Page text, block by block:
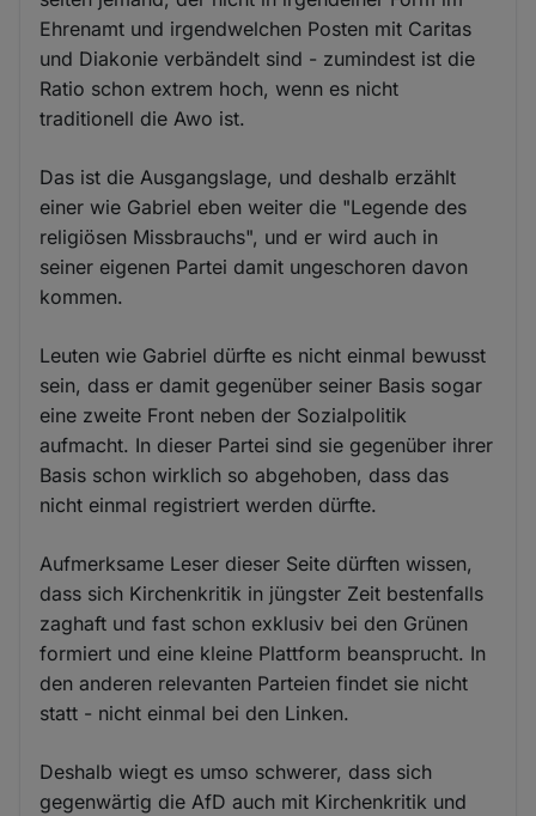
Ehrenamt und irgendwelchen Posten mit Caritas
und Diakonie verbändelt sind - zumindest ist die
Ratio schon extrem hoch, wenn es nicht
traditionell die Awo ist.
Das ist die Ausgangslage, und deshalb erzählt
einer wie Gabriel eben weiter die "Legende des
religiösen Missbrauchs", und er wird auch in
seiner eigenen Partei damit ungeschoren davon
kommen.
Leuten wie Gabriel dürfte es nicht einmal bewusst
sein, dass er damit gegenüber seiner Basis sogar
eine zweite Front neben der Sozialpolitik
aufmacht. In dieser Partei sind sie gegenüber ihrer
Basis schon wirklich so abgehoben, dass das
nicht einmal registriert werden dürfte.
Aufmerksame Leser dieser Seite dürften wissen,
dass sich Kirchenkritik in jüngster Zeit bestenfalls
zaghaft und fast schon exklusiv bei den Grünen
formiert und eine kleine Plattform beansprucht. In
den anderen relevanten Parteien findet sie nicht
statt - nicht einmal bei den Linken.
Deshalb wiegt es umso schwerer, dass sich
gegenwärtig die AfD auch mit Kirchenkritik und